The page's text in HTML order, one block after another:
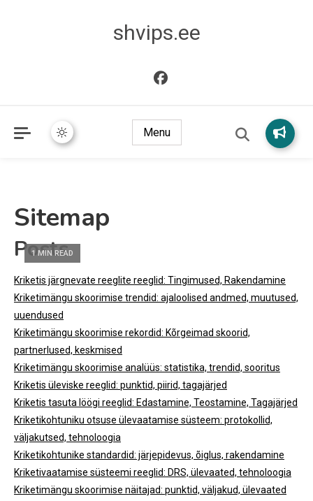
shvips.ee
Menu
Sitemap
1 MIN READ
Posts
Kriketis järgnevate reeglite reeglid: Tingimused, Rakendamine
Kriketimängu skoorimise trendid: ajaloolised andmed, muutused,
uuendused
Kriketimängu skoorimise rekordid: Kõrgeimad skoorid,
partnerlused, keskmised
Kriketimängu skoorimise analüüs: statistika, trendid, sooritus
Kriketis üleviske reeglid: punktid, piirid, tagajärjed
Kriketis tasuta löögi reeglid: Edastamine, Teostamine, Tagajärjed
Kriketikohtuniku otsuse ülevaatamise süsteem: protokollid,
väljakutsed, tehnoloogia
Kriketikohtunike standardid: järjepidevus, õiglus, rakendamine
Kriketivaatamise süsteemi reeglid: DRS, ülevaated, tehnoloogia
Kriketimängu skoorimise näitajad: punktid, väljakud, ülevaated